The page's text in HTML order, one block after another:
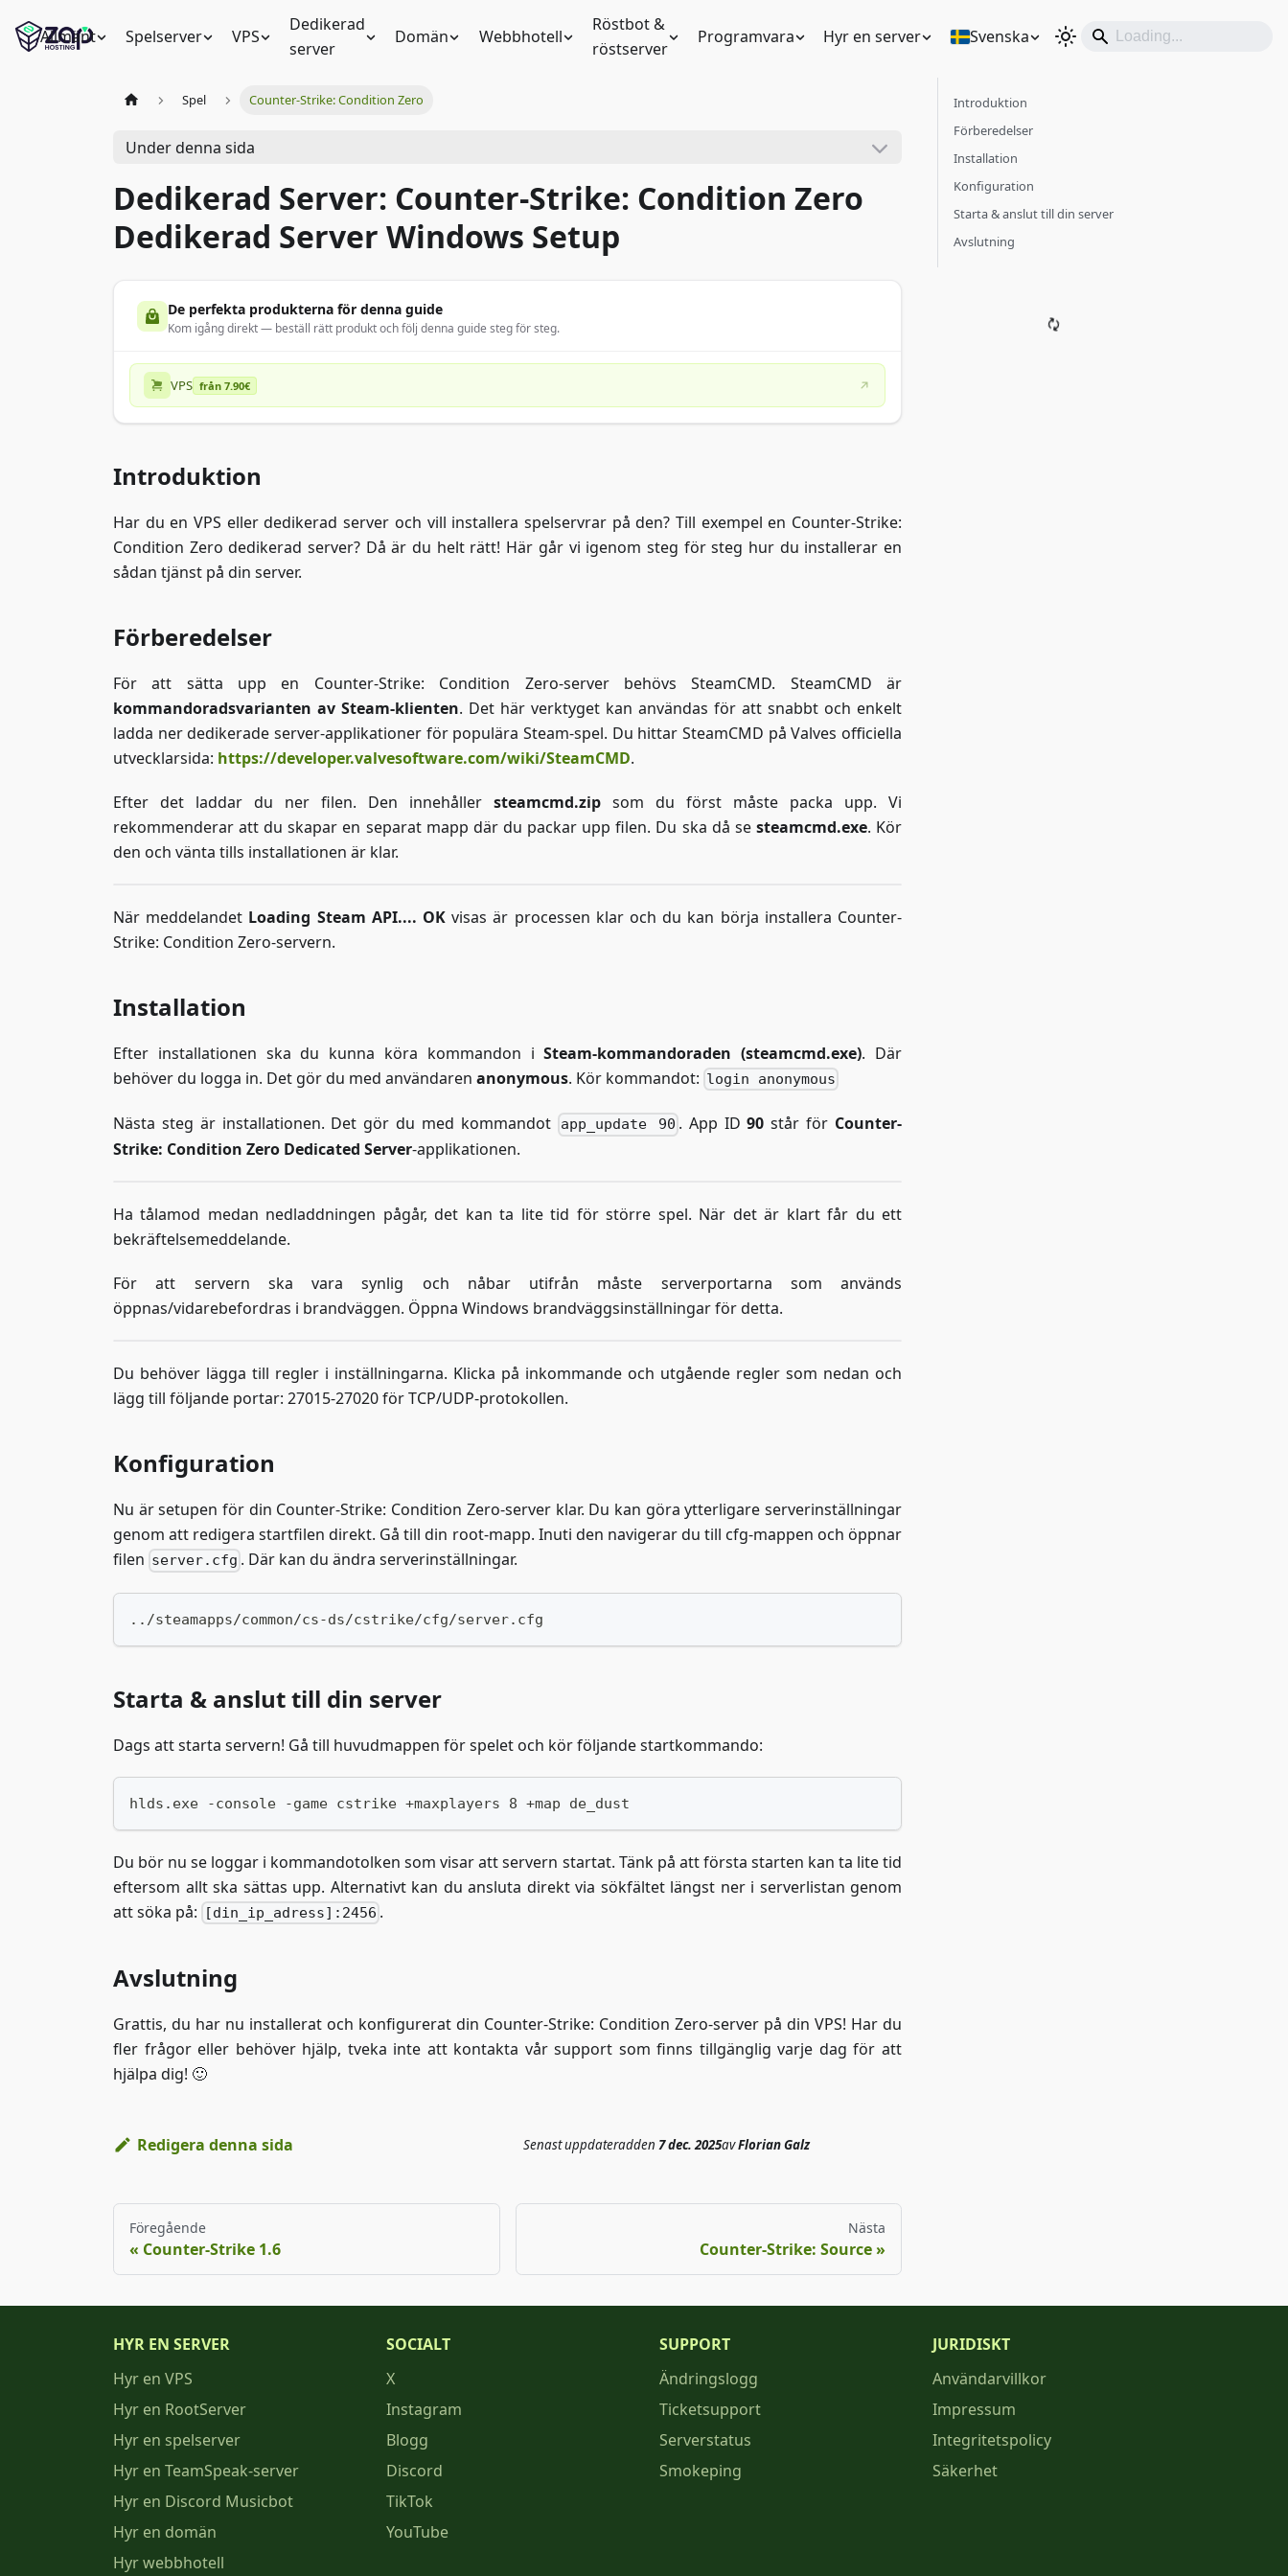
Allmänt Spelserver VPS
Dedikerad
server
Domän Webbhotell
Röstbot &
röstserver
Programvara Hyr en server Svenska
Spel Counter-Strike: Condition Zero
Under denna sida
Dedikerad Server: Counter-Strike: Condition Zero
Dedikerad Server Windows Setup
De perfekta produkterna för denna guide
Kom igång direkt — beställ rätt produkt och följ denna guide steg för steg.
VPS från 7.90€
Introduktion
Har du en VPS eller dedikerad server och vill installera spelservrar på den? Till exempel en Counter-Strike:
Condition Zero dedikerad server? Då är du helt rätt! Här går vi igenom steg för steg hur du installerar en
sådan tjänst på din server.
Förberedelser
För att sätta upp en Counter-Strike: Condition Zero-server behövs SteamCMD. SteamCMD är
kommandoradsvarianten av Steam-klienten. Det här verktyget kan användas för att snabbt och enkelt
ladda ner dedikerade server-applikationer för populära Steam-spel. Du hittar SteamCMD på Valves officiella
utvecklarsida: https://developer.valvesoftware.com/wiki/SteamCMD.
Efter det laddar du ner filen. Den innehåller steamcmd.zip som du först måste packa upp. Vi
rekommenderar att du skapar en separat mapp där du packar upp filen. Du ska då se steamcmd.exe. Kör
den och vänta tills installationen är klar.
När meddelandet Loading Steam API.... OK visas är processen klar och du kan börja installera Counter-
Strike: Condition Zero-servern.
Installation
Efter installationen ska du kunna köra kommandon iSteam-kommandoraden (steamcmd.exe). Där
behöver du logga in. Det gör du med användaren anonymous. Kör kommandot: login anonymous
Nästa steg är installationen. Det gör du med kommandot app_update 90 . App ID90 står för Counter-
Strike: Condition Zero Dedicated Server-applikationen.
Ha tålamod medan nedladdningen pågår, det kan ta lite tid för större spel. När det är klart får du ett
bekräftelsemeddelande.
För att servern ska vara synlig och nåbar utifrån måste serverportarna som används
öppnas/vidarebefordras i brandväggen. Öppna Windows brandväggsinställningar för detta.
Du behöver lägga till regler i inställningarna. Klicka på inkommande och utgående regler som nedan och
lägg till följande portar: 27015-27020 för TCP/UDP-protokollen.
Konfiguration
Nu är setupen för din Counter-Strike: Condition Zero-server klar. Du kan göra ytterligare serverinställningar
genom att redigera startfilen direkt. Gå till din root-mapp. Inuti den navigerar du till cfg-mappen och öppnar
filen server.cfg . Där kan du ändra serverinställningar.
../steamapps/common/cs-ds/cstrike/cfg/server.cfg
Starta & anslut till din server
Dags att starta servern! Gå till huvudmappen för spelet och kör följande startkommando:
hlds.exe -console -game cstrike +maxplayers 8 +map de_dust
Du bör nu se loggar i kommandotolken som visar att servern startat. Tänk på att första starten kan ta lite tid
eftersom allt ska sättas upp. Alternativt kan du ansluta direkt via sökfältet längst ner i serverlistan genom
att söka på:
[din_ip_adress]:2456 .
Avslutning
Grattis, du har nu installerat och konfigurerat din Counter-Strike: Condition Zero-server på din VPS! Har du
fler frågor eller behöver hjälp, tveka inte att kontakta vår support som finns tillgänglig varje dag för att
hjälpa dig! 🙂
Redigera denna sida Senast uppdateradden 7 dec. 2025avFlorian Galz
Föregående
Counter-Strike 1.6
Nästa
Counter-Strike: Source
Introduktion
Förberedelser
Installation
Konfiguration
Starta & anslut till din server
Avslutning
HYR EN SERVER
Hyr en VPS
Hyr en RootServer
Hyr en spelserver
Hyr en TeamSpeak-server
Hyr en Discord Musicbot
Hyr en domän
Hyr webbhotell
SOCIALT
X
Instagram
Blogg
Discord
TikTok
YouTube
SUPPORT
Ändringslogg
Ticketsupport
Serverstatus
Smokeping
JURIDISKT
Användarvillkor
Impressum
Integritetspolicy
Säkerhet